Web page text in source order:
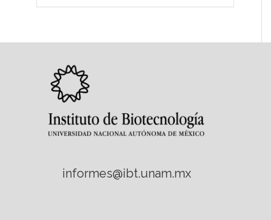
informes@ibt.unam.mx